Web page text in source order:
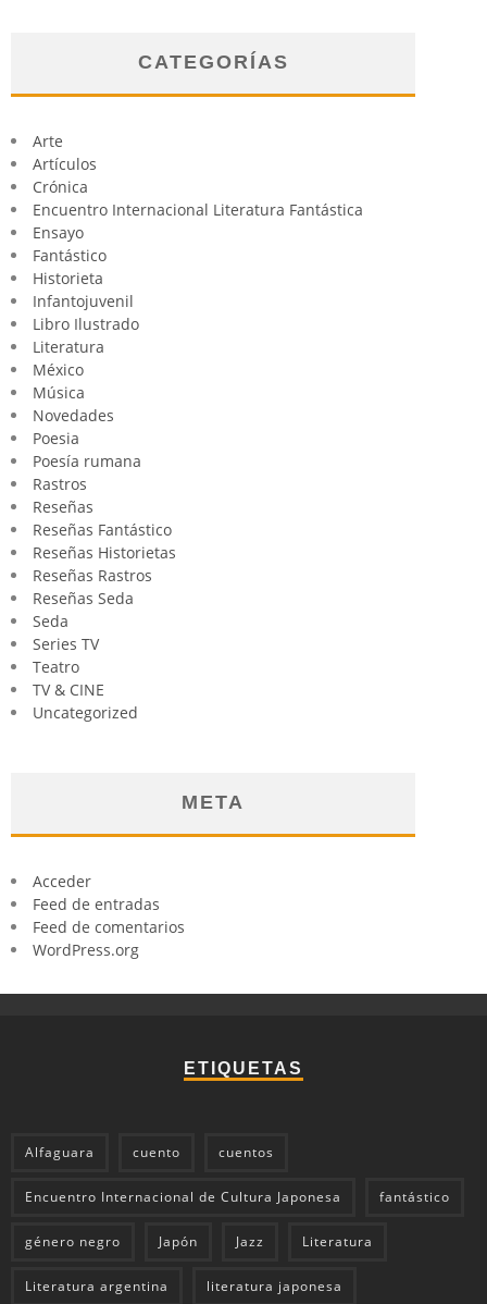
CATEGORÍAS
Arte
Artículos
Crónica
Encuentro Internacional Literatura Fantástica
Ensayo
Fantástico
Historieta
Infantojuvenil
Libro Ilustrado
Literatura
México
Música
Novedades
Poesia
Poesía rumana
Rastros
Reseñas
Reseñas Fantástico
Reseñas Historietas
Reseñas Rastros
Reseñas Seda
Seda
Series TV
Teatro
TV & CINE
Uncategorized
META
Acceder
Feed de entradas
Feed de comentarios
WordPress.org
ETIQUETAS
Alfaguara cuento cuentos
Encuentro Internacional de Cultura Japonesa fantástico
género negro Japón Jazz Literatura
Literatura argentina literatura japonesa